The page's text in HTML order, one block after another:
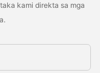
kami direkta sa mga